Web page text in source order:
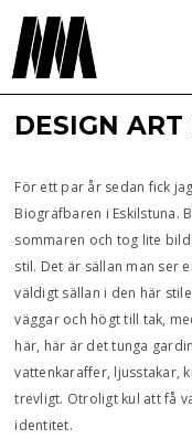
DESIGN ART
För ett par år sedan fick
Biografbaren i Eskilstuna.
sommaren och tog lite
stil. Det är sällan man ser
väldigt sällan i den här
väggar och högt till tak,
här, här är det tunga
vattenkaraffer, ljusstakar,
trevligt. Otroligt kul att få
identitet.